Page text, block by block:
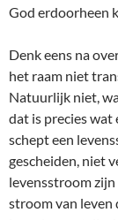
God erdoorheen
Denk eens na
het raam niet
Natuurlijk niet,
dat is precies wat
schept een
gescheiden, niet
levensstroom
stroom van leven